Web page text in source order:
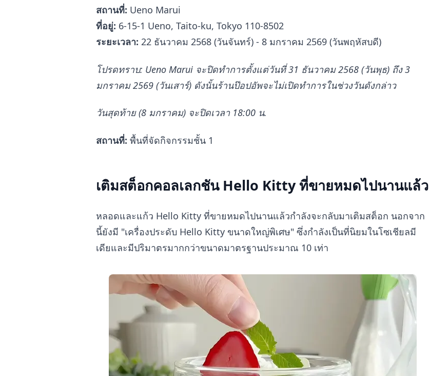
สถานที่: Ueno Marui
ที่อยู่: 6-15-1 Ueno, Taito-ku, Tokyo 110-8502
ระยะเวลา: 22 ธันวาคม 2568 (วันจันทร์) - 8 มกราคม 2569 (วันพฤหัสบดี)
โปรดทราบ: Ueno Marui จะปิดทำการตั้งแต่วันที่ 31 ธันวาคม 2568 (วันพุธ) ถึง 3
มกราคม 2569 (วันเสาร์) ดังนั้นร้านป๊อปอัพจะไม่เปิดทำการในช่วงวันดังกล่าว
วันสุดท้าย (8 มกราคม) จะปิดเวลา 18:00 น.
สถานที่: พื้นที่จัดกิจกรรมชั้น 1
เติมสต็อกคอลเลกชัน Hello Kitty ที่ขายหมดไปนานแล้ว
หลอดและแก้ว Hello Kitty ที่ขายหมดไปนานแล้วกำลังจะกลับมาเติมสต็อก นอกจาก
นี้ยังมี "เครื่องประดับ Hello Kitty ขนาดใหญ่พิเศษ" ซึ่งกำลังเป็นที่นิยมในโซเชียลมี
เดียและมีปริมาตรมากกว่าขนาดมาตรฐานประมาณ 10 เท่า